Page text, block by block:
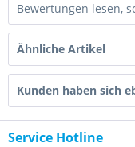
Bewertungen lesen,
Ähnliche Artikel
Kunden haben sich
Service Hotline